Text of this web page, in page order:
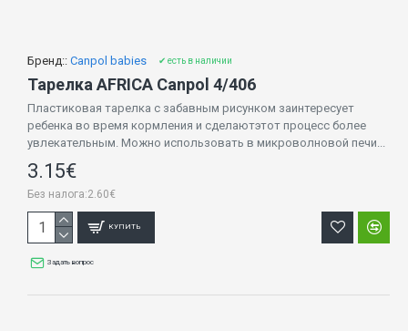
Бренд:: Canpol babies ✔ есть в наличии
Тарелка AFRICA Canpol 4/406
Пластиковая тарелка с забавным рисунком заинтересует
ребенка во время кормления и сделаютэтот процесс более
увлекательным. Можно использовать в микроволновой печи...
3.15€
Без налога:2.60€
КУПИТЬ
Задать вопрос